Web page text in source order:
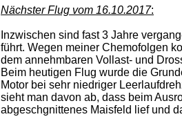
Nächster Flug vom 16.10.2017:
Inzwischen sind fast 3 Jahre
führt. Wegen meiner Chemofolgen
dem annehmbaren Vollast- und
Beim heutigen Flug wurde die
Motor bei sehr niedriger
sieht man davon ab, dass beim
abgeschgnittenes Maisfeld lief und